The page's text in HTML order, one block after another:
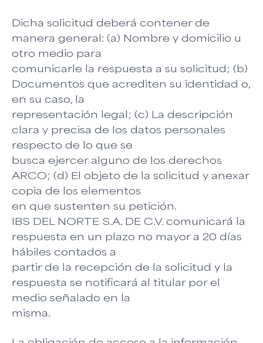
Dicha solicitud deberá contener de
manera general: (a) Nombre y domicilio u
otro medio para
comunicarle la respuesta a su solicitud; (b)
Documentos que acrediten su identidad o,
en su caso, la
representación legal; (c) La descripción
clara y precisa de los datos personales
respecto de lo que se
busca ejercer alguno de los derechos
ARCO; (d) El objeto de la solicitud y anexar
copia de los elementos
en que sustenten su petición.
IBS DEL NORTE S.A. DE C.V. comunicará la
respuesta en un plazo no mayor a 20 días
hábiles contados a
partir de la recepción de la solicitud y la
respuesta se notificará al titular por el
medio señalado en la
misma.